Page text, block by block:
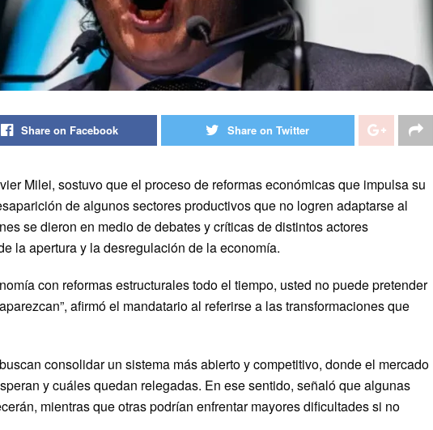
Share on Facebook Share on Twitter
Milei, sostuvo que el proceso de reformas económicas que impulsa su
de algunos sectores productivos que no logren adaptarse al
se dieron en medio de debates y críticas de distintos actores
la apertura y la desregulación de la economía.
con reformas estructurales todo el tiempo, usted no puede pretender
afirmó el mandatario al referirse a las transformaciones que
consolidar un sistema más abierto y competitivo, donde el mercado
y cuáles quedan relegadas. En ese sentido, señaló que algunas
mientras que otras podrían enfrentar mayores dificultades si no